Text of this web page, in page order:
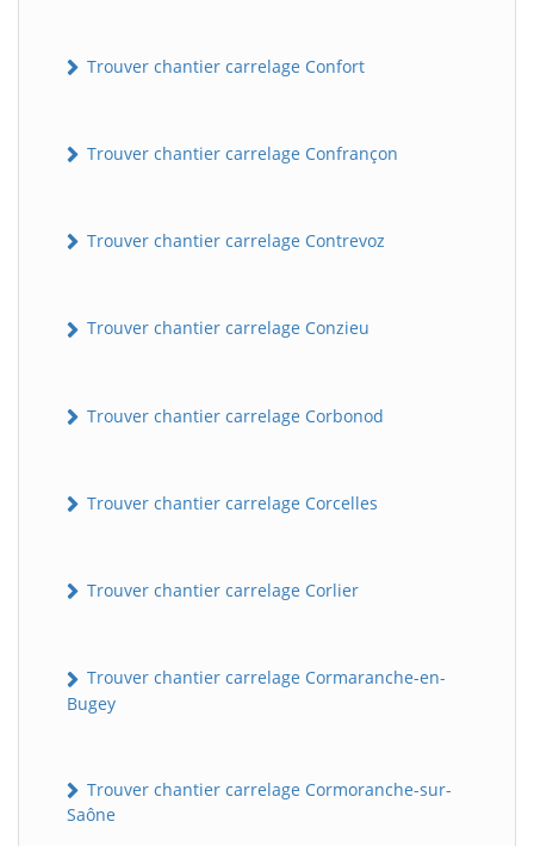
Trouver chantier carrelage Confort
Trouver chantier carrelage Confrançon
Trouver chantier carrelage Contrevoz
Trouver chantier carrelage Conzieu
Trouver chantier carrelage Corbonod
Trouver chantier carrelage Corcelles
Trouver chantier carrelage Corlier
Trouver chantier carrelage Cormaranche-en-
Bugey
Trouver chantier carrelage Cormoranche-sur-
Saône
BatiWebPro